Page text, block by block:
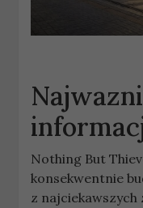
Nothing But
konsekwentnie
z najciekawszych